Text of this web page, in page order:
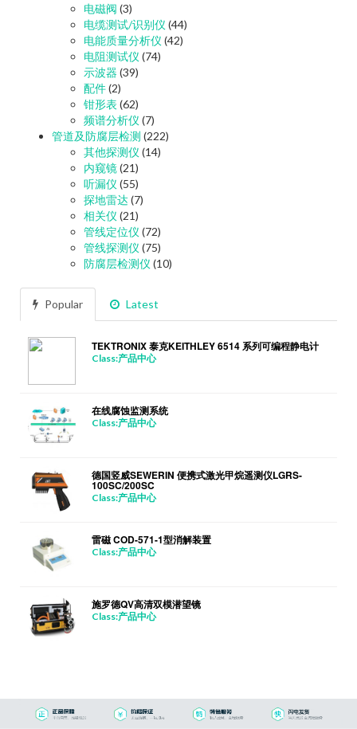
电磁阀 (3)
电缆测试/识别仪 (44)
电能质量分析仪 (42)
电阻测试仪 (74)
示波器 (39)
配件(2)
钳形表(62)
频谱分析仪 (7)
管道及防腐层检测 (222)
其他探测仪 (14)
内窥镜(21)
听漏仪 (55)
探地雷达(7)
相关仪 (21)
管线定位仪 (72)
管线探测仪 (75)
防腐层检测仪 (10)
Popular Latest
TEKTRONIX 泰克KEITHLEY 6514 系列可编程静电计
Class:产品中心
在线腐蚀监测系统
Class:产品中心
德国竖威SEWERIN 便携式激光甲烷遥测仪LGRS-
100SC/200SC
Class:产品中心
雷磁 COD-571-1型消解装置
Class:产品中心
施罗德QV高清双模潜望镜
Class:产品中心